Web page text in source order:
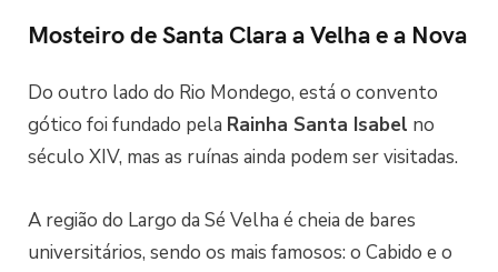
Mosteiro de Santa Clara a Velha e a Nova
Do outro lado do Rio Mondego, está o convento
gótico foi fundado pela Rainha Santa Isabel no
século XIV, mas as ruínas ainda podem ser visitadas.
A região do Largo da Sé Velha é cheia de bares
universitários, sendo os mais famosos: o Cabido e o